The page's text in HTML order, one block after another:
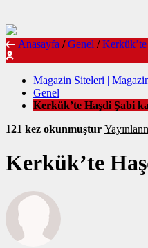
Anasayfa / Genel /
Magazin Siteleri |
Genel
Kerkük’te Haşdi Şabi
121 kez okunmuştur
Kerkük’te